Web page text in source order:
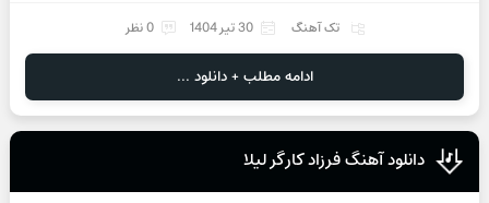
تک آهنگ 30 تیر 1404 0 نظر
ادامه مطلب + دانلود ...
دانلود آهنگ فرزاد کارگر لیلا